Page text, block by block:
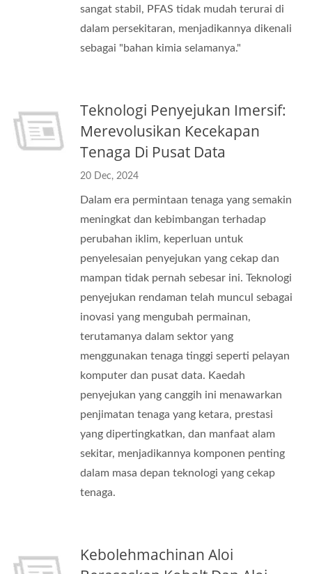
sangat stabil, PFAS tidak mudah terurai di
dalam persekitaran, menjadikannya dikenali
sebagai "bahan kimia selamanya."
Teknologi Penyejukan Imersif:
Merevolusikan Kecekapan
Tenaga Di Pusat Data
20 Dec, 2024
Dalam era permintaan tenaga yang semakin
meningkat dan kebimbangan terhadap
perubahan iklim, keperluan untuk
penyelesaian penyejukan yang cekap dan
mampan tidak pernah sebesar ini. Teknologi
penyejukan rendaman telah muncul sebagai
inovasi yang mengubah permainan,
terutamanya dalam sektor yang
menggunakan tenaga tinggi seperti pelayan
komputer dan pusat data. Kaedah
penyejukan yang canggih ini menawarkan
penjimatan tenaga yang ketara, prestasi
yang dipertingkatkan, dan manfaat alam
sekitar, menjadikannya komponen penting
dalam masa depan teknologi yang cekap
tenaga.
Kebolehmachinan Aloi